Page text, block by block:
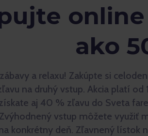
ako
a relaxu! Zakúpte si
na druhý vstup. Akcia platí
aj 40 % zľavu do Sveta
vstup môžete využiť
konkrétny deň. Zľavnený lístok